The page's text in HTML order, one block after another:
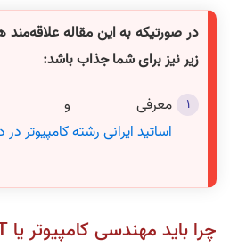
در صورتیکه به این مقاله
زیر نیز برای شما جذاب باشد:
معرفی و
اساتید ایرانی رشته کامپیوتر
چرا باید مهندسی کامپیوتر یا IT بخوانیم؟